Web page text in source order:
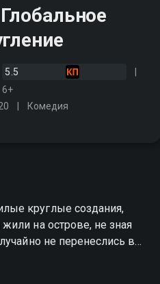
5.5
6+
Комедия
круглые создания,
на острове, не зная
не перенеслись в
пончары стали давно